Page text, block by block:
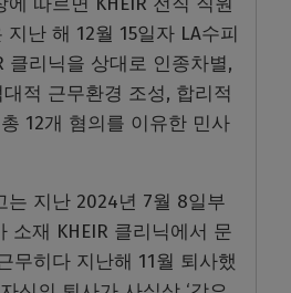
난 해 12월 15일자 LA수피
클리닉을 상대로 인종차별,
적 근무환경 조성, 합리적
12개 혐의를 이유한 민사
는 지난 2024년 7월 8일부
소재 KHEIR 클리닉에서 문
무히다 지난해 11월 퇴사했